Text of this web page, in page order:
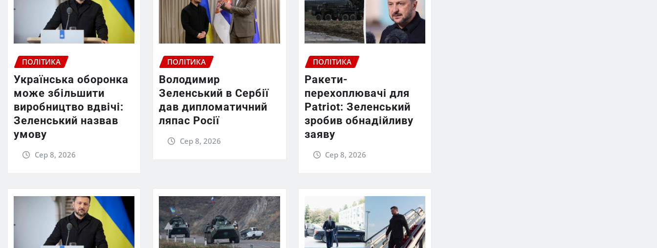
ПОЛІТИКА
Українська оборонка
може збільшити
виробництво вдвічі:
Зеленський назвав
умову
Сер 8, 2026
ПОЛІТИКА
Володимир
Зеленський в Сербії
дав дипломатичний
ляпас Росії
Сер 8, 2026
ПОЛІТИКА
Ракети-
перехоплювачі для
Patriot: Зеленський
зробив обнадійливу
заяву
Сер 8, 2026